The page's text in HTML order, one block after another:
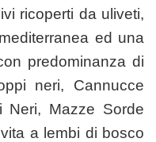
ricoperti da uliveti,
ed una
predominanza di
neri, Cannucce
Neri, Mazze Sorde
a lembi di bosco